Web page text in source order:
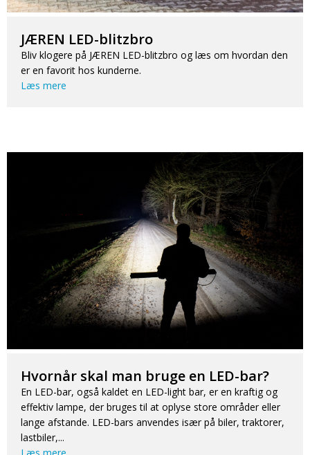
JÆREN LED-blitzbro
Bliv klogere på JÆREN LED-blitzbro og læs om hvordan den
er en favorit hos kunderne.
Læs mere
Hvornår skal man bruge en LED-bar?
En LED-bar, også kaldet en LED-light bar, er en kraftig og
effektiv lampe, der bruges til at oplyse store områder eller
lange afstande. LED-bars anvendes især på biler, traktorer,
lastbiler,...